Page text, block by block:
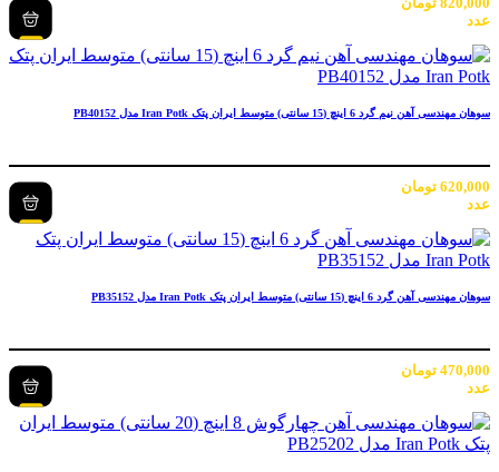
عدد
سوهان مهندسی آهن نیم گرد 6 اینچ (15 سانتی) متوسط ایران پتک Iran Potk مدل PB40152
620,000 تومان
عدد
سوهان مهندسی آهن گرد 6 اینچ (15 سانتی) متوسط ایران پتک Iran Potk مدل PB35152
470,000 تومان
عدد